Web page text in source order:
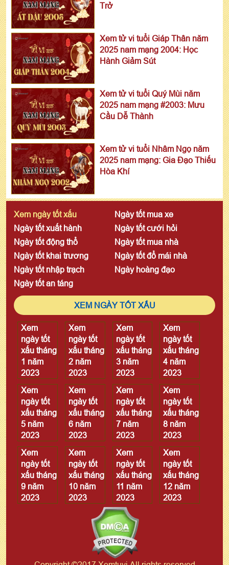
Trở
Xem tử vi tuổi Giáp Thân năm
2025 nam mạng 2004: Học
Hành Giảm Sút
Xem tử vi tuổi Quý Mùi năm
2025 nam mạng #2003: Mưu
Cầu Dễ Thành
Xem tử vi tuổi Nhâm Ngọ năm
2025 nam mạng: Gia Đạo Thiếu
Hòa Khí
Xem ngày tốt xấu
Ngày tốt mua xe
Ngày tốt xuất hành
Ngày tốt cưới hỏi
Ngày tốt động thổ
Ngày tốt mua nhà
Ngày tốt khai trương
Ngày tốt đổ mái nhà
Ngày tốt nhập trạch
Ngày hoàng đạo
Ngày tốt an táng
XEM NGÀY TỐT XẤU
Xem
ngày tốt
xấu tháng
1 năm
2023
Xem
ngày tốt
xấu tháng
2 năm
2023
Xem
ngày tốt
xấu tháng
3 năm
2023
Xem
ngày tốt
xấu tháng
4 năm
2023
Xem
ngày tốt
xấu tháng
5 năm
2023
Xem
ngày tốt
xấu tháng
6 năm
2023
Xem
ngày tốt
xấu tháng
7 năm
2023
Xem
ngày tốt
xấu tháng
8 năm
2023
Xem
ngày tốt
xấu tháng
9 năm
2023
Xem
ngày tốt
xấu tháng
10 năm
2023
Xem
ngày tốt
xấu tháng
11 năm
2023
Xem
ngày tốt
xấu tháng
12 năm
2023